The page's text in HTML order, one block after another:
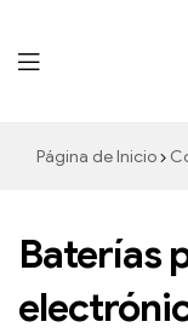
Página de Inicio
Baterías